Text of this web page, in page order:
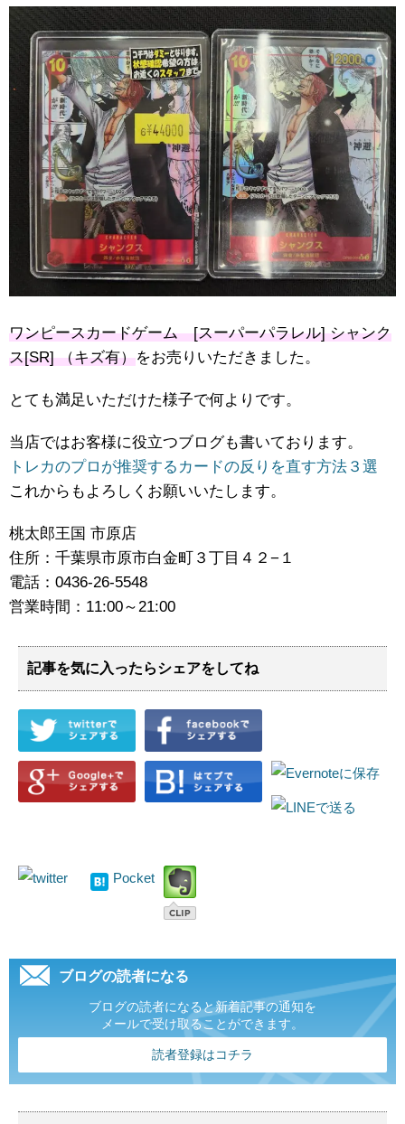
ワンピースカードゲーム [スーパーパラレル] シャンク
ス[SR] （キズ有）をお売りいただきました。
とても満足いただけた様子で何よりです。
当店ではお客様に役立つブログも書いております。
トレカのプロが推奨するカードの反りを直す方法３選
これからもよろしくお願いいたします。
桃太郎王国 市原店
住所：千葉県市原市白金町３丁目４２−１
電話：0436-26-5548
営業時間：11:00～21:00
記事を気に入ったらシェアをしてね
Pocket
ブログの読者になる
ブログの読者になると新着記事の通知を
メールで受け取ることができます。
読者登録はコチラ